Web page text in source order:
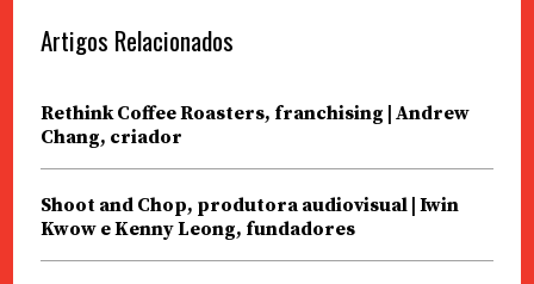
Artigos Relacionados
Rethink Coffee Roasters, franchising | Andrew
Chang, criador
Shoot and Chop, produtora audiovisual | Iwin
Kwow e Kenny Leong, fundadores